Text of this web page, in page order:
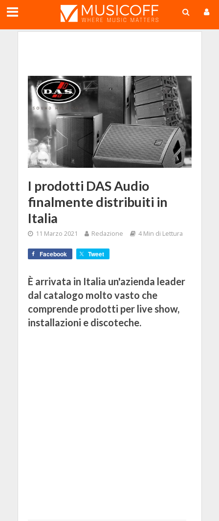
I prodotti DAS Audio
finalmente distribuiti in
Italia
11 Marzo 2021 Redazione 4 Min di Lettura
Facebook Tweet
È arrivata in Italia un'azienda leader
dal catalogo molto vasto che
comprende prodotti per live show,
installazioni e discoteche.